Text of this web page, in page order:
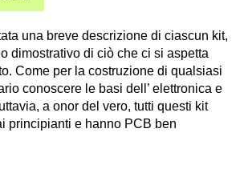
una breve descrizione di ciascun kit,
dimostrativo di ciò che ci si aspetta
Come per la costruzione di qualsiasi
conoscere le basi dell’ elettronica e
a onor del vero, tutti questi kit
principianti e hanno PCB ben